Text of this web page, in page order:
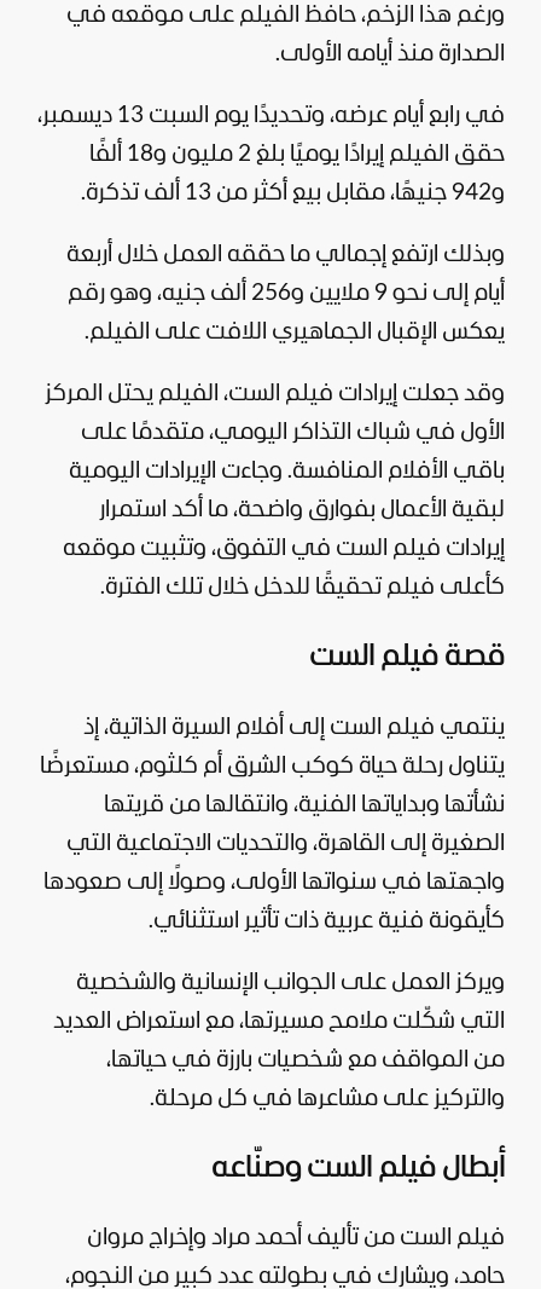
ورغم هذا الزخم، حافظ الفيلم على موقعه في
الصدارة منذ أيامه الأولى.
في رابع أيام عرضه، وتحديدًا يوم السبت 13 ديسمبر،
حقق الفيلم إيرادًا يوميًا بلغ 2 مليون و18 ألفًا
و942 جنيهًا، مقابل بيع أكثر من 13 ألف تذكرة.
وبذلك ارتفع إجمالي ما حققه العمل خلال أربعة
أيام إلى نحو 9 ملايين و256 ألف جنيه، وهو رقم
يعكس الإقبال الجماهيري اللافت على الفيلم.
وقد جعلت إيرادات فيلم الست، الفيلم يحتل المركز
الأول في شباك التذاكر اليومي، متقدمًا على
باقي الأفلام المنافسة. وجاءت الإيرادات اليومية
لبقية الأعمال بفوارق واضحة، ما أكد استمرار
إيرادات فيلم الست في التفوق، وتثبيت موقعه
كأعلى فيلم تحقيقًا للدخل خلال تلك الفترة.
قصة فيلم الست
ينتمي فيلم الست إلى أفلام السيرة الذاتية، إذ
يتناول رحلة حياة كوكب الشرق أم كلثوم، مستعرضًا
نشأتها وبداياتها الفنية، وانتقالها من قريتها
الصغيرة إلى القاهرة، والتحديات الاجتماعية التي
واجهتها في سنواتها الأولى، وصولًا إلى صعودها
كأيقونة فنية عربية ذات تأثير استثنائي.
ويركز العمل على الجوانب الإنسانية والشخصية
التي شكّلت ملامح مسيرتها، مع استعراض العديد
من المواقف مع شخصيات بارزة في حياتها،
والتركيز على مشاعرها في كل مرحلة.
أبطال فيلم الست وصنّاعه
فيلم الست من تأليف أحمد مراد وإخراج مروان
حامد، ويشارك في بطولته عدد كبير من النجوم،